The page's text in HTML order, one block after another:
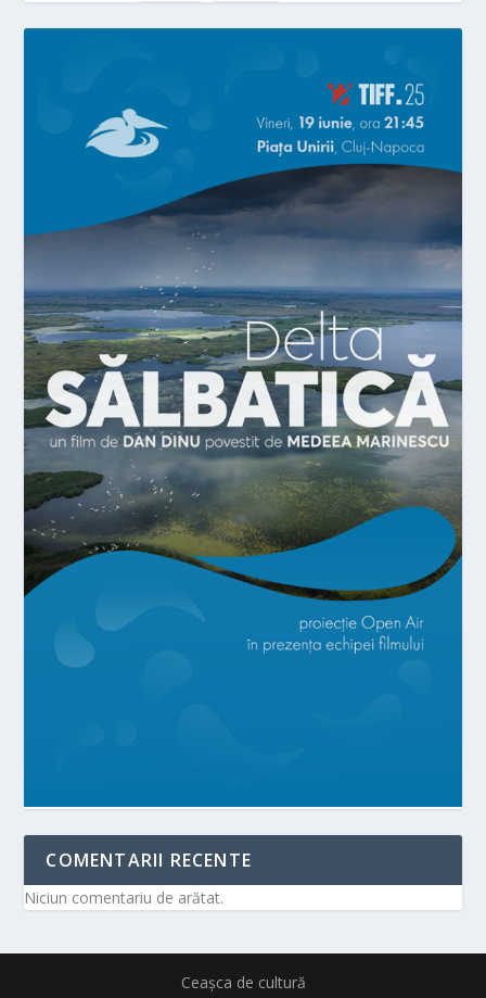
COMENTARII RECENTE
Niciun comentariu de arătat.
Ceașca de cultură